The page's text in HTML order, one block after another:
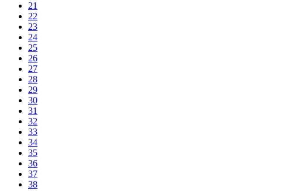
21
22
23
24
25
26
27
28
29
30
31
32
33
34
35
36
37
38